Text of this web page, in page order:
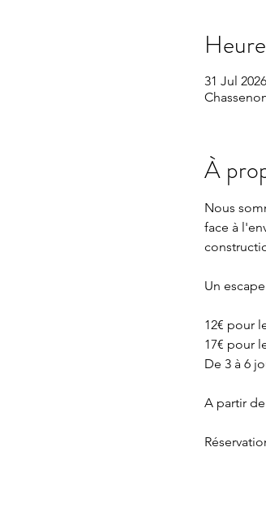
31 Jul
À
Nous
face à
Un
12€ pour
17€ pour
De 3 à 6
A partir